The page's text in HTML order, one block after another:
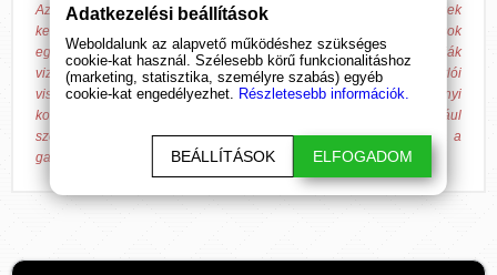
Az általunk forgalmazott termékek nem alkalmasak betegségek
kezelésére, gyógyítására és azok megelőzésére. A megadott hatások
egyénenként változhatnak, azokat nem minden esetben igazolják
vizsgálatok, csak tájékoztató jellegűek, hagyományokon és vásárlói
visszajelzéseken alapulnak! A Bende Online Média Kft. valamennyi
kommunikációs felületén tiszteletben tartja a fentiek jogforrásául
szolgáló 37/2004. (IV. 26.) ESzCsM rendeletben írtakat, továbbá a
gazdasági versenyhivatali előírásokat.
Adatkezelési beállítások
Weboldalunk az alapvető működéshez szükséges
cookie-kat használ. Szélesebb körű funkcionalitáshoz
(marketing, statisztika, személyre szabás) egyéb
cookie-kat engedélyezhet. Részletesebb információk.
BEÁLLÍTÁSOK ELFOGADOM